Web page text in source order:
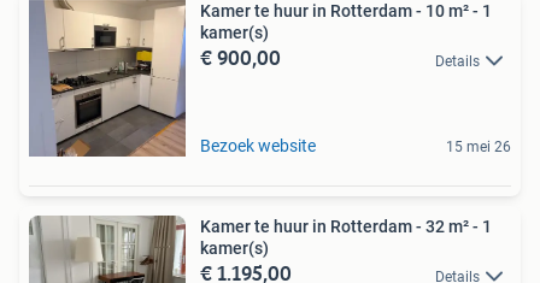
Kamer te huur in Rotterdam - 10 m² - 1
kamer(s)
€ 900,00 Details
Bezoek website 15 mei 26
Kamer te huur in Rotterdam - 32 m² - 1
kamer(s)
€ 1.195,00 Details